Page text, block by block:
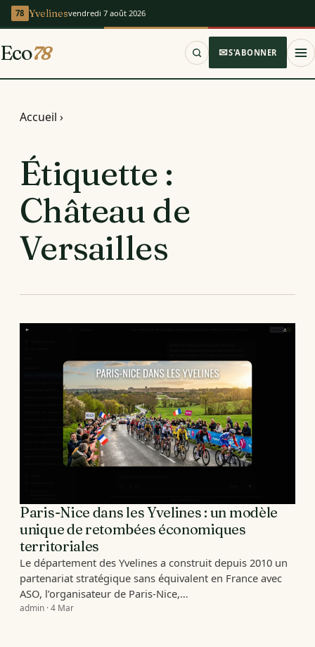
Yvelinesvendredi 7 août 2026
Eco78 S'ABONNER
Accueil ›
Étiquette :
Château de
Versailles
Paris-Nice dans les Yvelines : un modèle
unique de retombées économiques
territoriales
Le département des Yvelines a construit depuis 2010 un
partenariat stratégique sans équivalent en France avec
ASO, l’organisateur de Paris-Nice,…
admin · 4 Mar